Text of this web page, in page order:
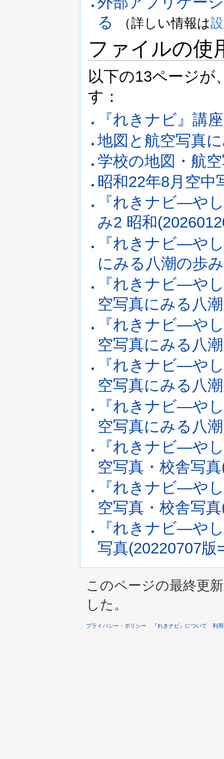
る
（詳しい情報は
ファイルの使
以下の13ページ
す：
『れきナビ』講
地図と航空写真
学校の地図・航
昭和22年8月空中
『れきナビ―や
み2 昭和
『れきナビ―や
にみる八潮の歩
『れきナビ―や
空写真にみる八
『れきナビ―や
空写真にみる八
『れきナビ―や
空写真にみる八
『れきナビ―や
空写真にみる八
『れきナビ―や
空写真・校舎写
『れきナビ―や
空写真・校舎写
『れきナビ―や
写真(20220707版
このページの最終更
した。
プライバシー・ポリシー 『れきナビ』について 利